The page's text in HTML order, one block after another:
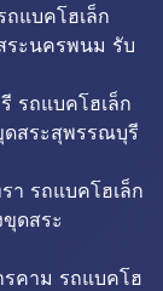
แบคโฮเล็ก
ระนครพนม รับ
รถแบคโฮเล็ก
สระสุพรรณบุรี
า รถแบคโฮเล็ก
ขุดสระ
คาม รถแบคโฮ